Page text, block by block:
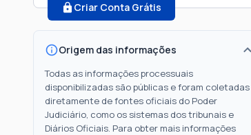
Criar Conta Grátis
Origem das informações
Todas as informações processuais
disponibilizadas são públicas e foram coletadas
diretamente de fontes oficiais do Poder
Judiciário, como os sistemas dos tribunais e
Diários Oficiais. Para obter mais informações